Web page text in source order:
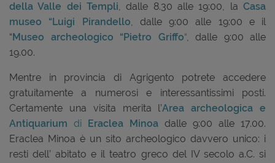
della Valle dei Templi, dalle 8.30 alle 19:00, la Casa
museo “Luigi Pirandello, dalle 9:00 alle 19:00 e il
“Museo archeologico “Pietro Griffo“, dalle 9:00 alle
19.00.
Mentre in provincia di Agrigento potrete accedere
gratuitamente a numerosi e interessantissimi posti.
Certamente una visita merita l’Area archeologica e
Antiquarium di Eraclea Minoa dalle 9:00 alle 17.00.
Eraclea Minoa è un sito archeologico davvero unico: i
resti dell’ abitato e il teatro greco del IV secolo a.C. si